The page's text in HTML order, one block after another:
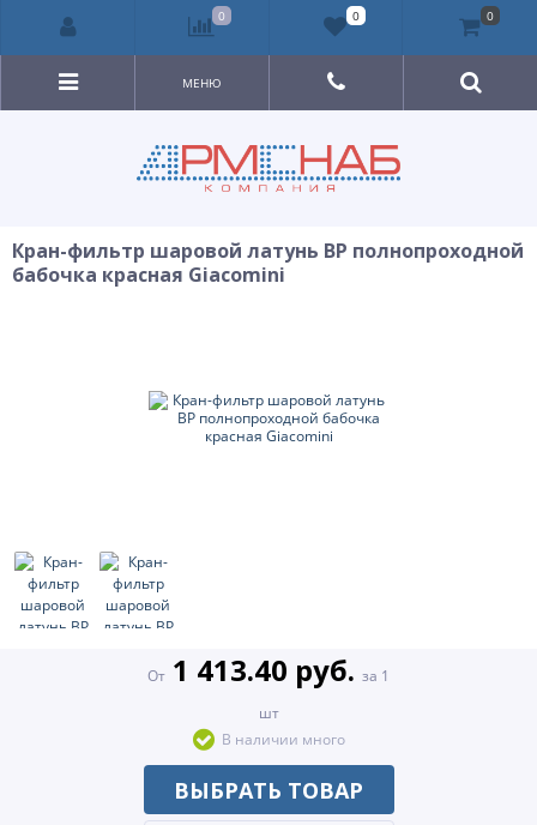
МЕНЮ
Кран-фильтр шаровой латунь ВР полнопроходной
бабочка красная Giacomini
От 1 413.40 руб. за 1
шт
В наличии много
ВЫБРАТЬ ТОВАР
0 0 0